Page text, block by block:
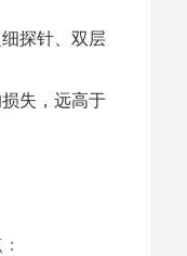
探针、双层
失，远高于